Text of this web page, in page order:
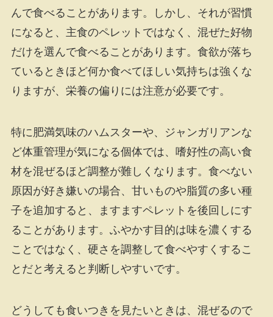
んで食べることがあります。しかし、それが習慣
になると、主食のペレットではなく、混ぜた好物
だけを選んで食べることがあります。食欲が落ち
ているときほど何か食べてほしい気持ちは強くな
りますが、栄養の偏りには注意が必要です。
特に肥満気味のハムスターや、ジャンガリアンな
ど体重管理が気になる個体では、嗜好性の高い食
材を混ぜるほど調整が難しくなります。食べない
原因が好き嫌いの場合、甘いものや脂質の多い種
子を追加すると、ますますペレットを後回しにす
ることがあります。ふやかす目的は味を濃くする
ことではなく、硬さを調整して食べやすくするこ
とだと考えると判断しやすいです。
どうしても食いつきを見たいときは、混ぜるので